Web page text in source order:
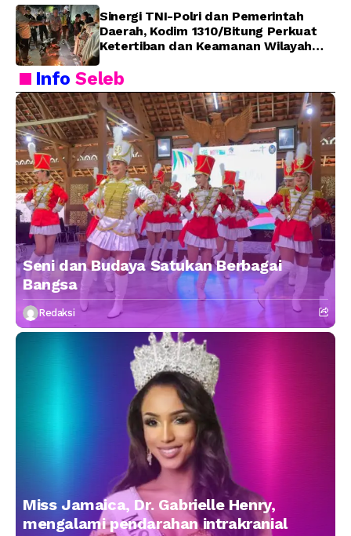
Sinergi TNI-Polri dan Pemerintah
Daerah, Kodim 1310/Bitung Perkuat
Ketertiban dan Keamanan Wilayah
InfoSeleb
Seni dan Budaya Satukan Berbagai
Bangsa
Redaksi
Miss Jamaica, Dr. Gabrielle Henry,
mengalami pendarahan intrakranial